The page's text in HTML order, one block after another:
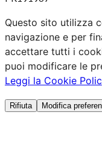
Questo sito utilizza
navigazione e per
accettare tutti i
puoi modificare le
Leggi la Cookie
Rifiuta Modifica